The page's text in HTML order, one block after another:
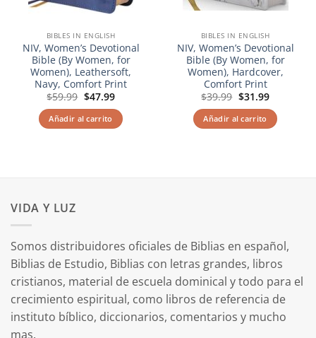
BIBLES IN ENGLISH
NIV, Women’s Devotional
Bible (By Women, for
Women), Leathersoft,
Navy, Comfort Print
$59.99 El
precio
original
era:
$59.99.
$47.99El
actual
es:
$47.99.
Añadir al carrito
BIBLES IN ENGLISH
NIV, Women’s Devotional
Bible (By Women, for
Women), Hardcover,
Comfort Print
$39.99 El
precio
original
era:
$39.99.
$31.99El
actual
es:
$31.99.
Añadir al carrito
VIDA Y LUZ
Somos distribuidores oficiales de Biblias en español,
Biblias de Estudio, Biblias con letras grandes, libros
cristianos, material de escuela dominical y todo para el
crecimiento espiritual, como libros de referencia de
instituto bíblico, diccionarios, comentarios y mucho
mas.